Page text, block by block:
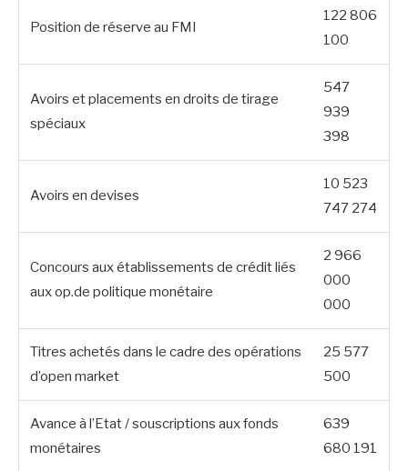
Position de réserve au FMI
122 806
100
Avoirs et placements en droits de tirage
spéciaux
547
939
398
Avoirs en devises
10 523
747 274
Concours aux établissements de crédit liés
aux op.de politique monétaire
2 966
000
000
Titres achetés dans le cadre des opérations
d’open market
25 577
500
Avance à l’Etat / souscriptions aux fonds
monétaires
639
680 191